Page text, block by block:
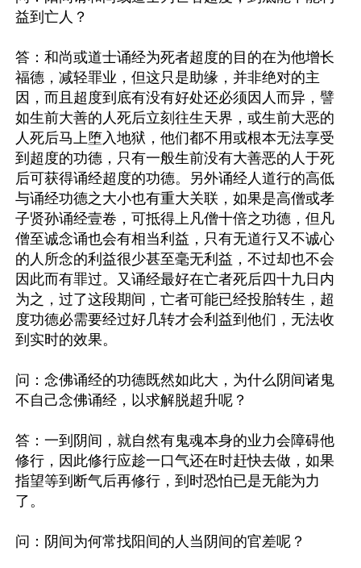
益到亡人？
答：和尚或道士诵经为死者超度的目的在为他增长
福德，减轻罪业，但这只是助缘，并非绝对的主
因，而且超度到底有没有好处还必须因人而异，譬
如生前大善的人死后立刻往生天界，或生前大恶的
人死后马上堕入地狱，他们都不用或根本无法享受
到超度的功德，只有一般生前没有大善恶的人于死
后可获得诵经超度的功德。另外诵经人道行的高低
与诵经功德之大小也有重大关联，如果是高僧或孝
子贤孙诵经壹卷，可抵得上凡僧十倍之功德，但凡
僧至诚念诵也会有相当利益，只有无道行又不诚心
的人所念的利益很少甚至毫无利益，不过却也不会
因此而有罪过。又诵经最好在亡者死后四十九日内
为之，过了这段期间，亡者可能已经投胎转生，超
度功德必需要经过好几转才会利益到他们，无法收
到实时的效果。
问：念佛诵经的功德既然如此大，为什么阴间诸鬼
不自己念佛诵经，以求解脱超升呢？
答：一到阴间，就自然有鬼魂本身的业力会障碍他
修行，因此修行应趁一口气还在时赶快去做，如果
指望等到断气后再修行，到时恐怕已是无能为力
了。
问：阴间为何常找阳间的人当阴间的官差呢？